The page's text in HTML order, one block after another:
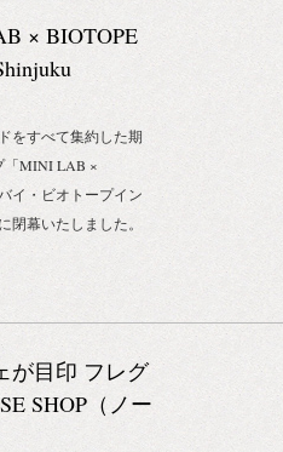
うな素敵なブランド
の哲学や背景ととも
さて、唐突ではあり
７周年を記念して、
をご愛願頂いている
めて 7月14日（土）
なWEBキャンペー
月14日（土）発行の
ガにてご確認くださ
BIOTOPE INC.をど
新宿 2F ■電話：03-
ームフレグランス、
ル、ボディソープ、
ト） Alchemy
） DS & Durga（ディ
（ケルゾン）
オルファティーボ）
× BIOTOPE
をすべて集約した期
「MINI LAB ×
イ・ビオトープイン
閉幕いたしました。
ご来場いただいた
とうございました。
160-0022 東京都新宿
期間：2017年4月8
： ・GROWN
OLFATTIVO ・
が目印 フレグ
SHOP（ノー
ンのお知ら